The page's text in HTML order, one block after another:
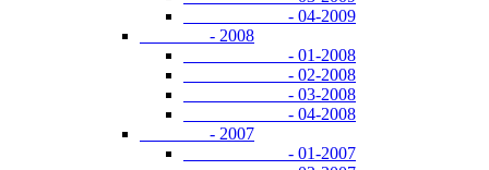
- 04-2009
- 2008
- 01-2008
- 02-2008
- 03-2008
- 04-2008
- 2007
- 01-2007